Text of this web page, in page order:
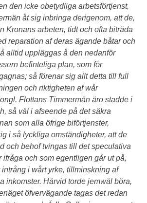
den icke obetydliga arbetsförtjenst,
åt sig inbringa derigenom, att de,
Kronans arbeten, tidt och ofta biträda
reparation af deras ägande båtar och
alltid uppläggas å den nedanför
befinteliga plan, som för
så förenar sig allt detta till full
och riktigheten af wår
Flottans Timmermän äro stadde i
så väl i afseende på det säkra
som alla öfrige biförtjenster,
i så lyckliga omständigheter, att de
och behof tvingas till det speculativa
ifråga och som egentligen går ut på,
i wårt yrke, tillminskning af
inkomster. Härvid torde jemwäl böra,
öfvervägande tagas det redan